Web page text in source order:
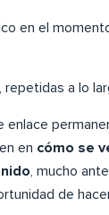
en el
repetidas a lo
enlace
en cómo se
, mucho
de